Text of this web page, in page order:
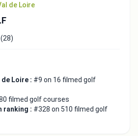
de Loire
Loire : #9 on 16 filmed golf
filmed golf courses
ranking : #328 on 510 filmed golf